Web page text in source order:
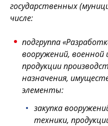
государственных
числе:
подгруппа
вооружений, военной
продукции
назначения,
элементы:
закупка
техники,